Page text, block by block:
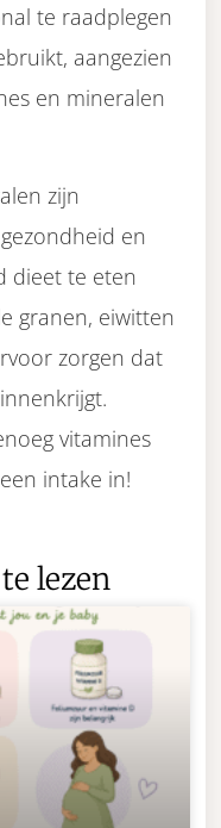
te raadplegen
aangezien
en mineralen
zijn
en
dieet te eten
granen, eiwitten
zorgen dat
vitamines
intake in!
lezen